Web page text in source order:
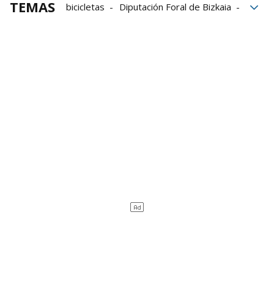
TEMAS bicicletas
Diputación Foral de Bizkaia